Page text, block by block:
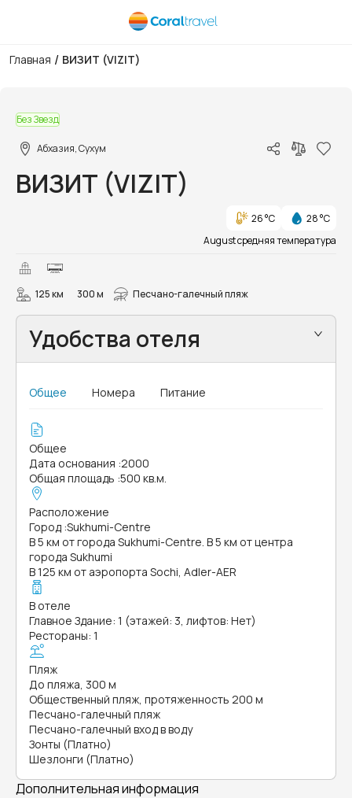
Главная / ВИЗИТ (VIZIT)
Без Звезд
Абхазия, Сухум
ВИЗИТ (VIZIT)
26 °C
28 °C
August средняя температура
125 км 300 м Песчано-галечный пляж
Удобства отеля
Общее Номера Питание
Общее
Дата основания :2000
Общая площадь :500 кв.м.
Расположение
Город :Sukhumi-Centre
В 5 км от города Sukhumi-Centre. В 5 км от центра
города Sukhumi
В 125 км от аэропорта Sochi, Adler-AER
В отеле
Главное Здание: 1 (этажей: 3, лифтов: Нет)
Рестораны: 1
Пляж
До пляжа, 300 м
Общественный пляж, протяженность 200 м
Песчано-галечный пляж
Песчано-галечный вход в воду
Зонты (Платно)
Шезлонги (Платно)
Дополнительная информация